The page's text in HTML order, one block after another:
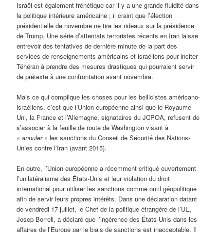
Israël est également frénétique car il y a une grande fluidité dans
la politique intérieure américaine ; il craint que l’élection
présidentielle de novembre ne tire les rideaux sur la présidence
de Trump. Une série d’attentats terroristes récents en Iran laisse
entrevoir des tentatives de dernière minute de la part des
services de renseignements américains et israéliens pour inciter
Téhéran à prendre des mesures drastiques qui pourraient servir
de prétexte à une confrontation avant novembre.
Mais ce qui complique les choses pour les bellicistes américano-
israéliens, c’est que l’Union européenne ainsi que le Royaume-
Uni, la France et l’Allemagne, signataires du JCPOA, refusent de
s’associer à la feuille de route de Washington visant à
« annuler » les sanctions du Conseil de Sécurité des Nations-
Unies contre l’Iran (avant 2015).
En outre, l’Union européenne a récemment critiqué ouvertement
l’unilatéralisme des États-Unis et leur violation du droit
international pour utiliser les sanctions comme outil géopolitique
afin de servir leurs propres intérêts. Dans une déclaration datant
de vendredi 17 juillet, le Chef de la politique étrangère de l’UE,
Josep Borrell, a déclaré que l’ingérence des États-Unis dans les
affaires de l’Europe par le biais de sanctions est inacceptable. Il